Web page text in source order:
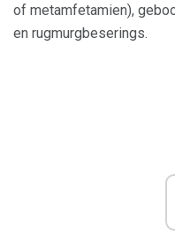
of metamfetamien),
en rugmurgbeserings.